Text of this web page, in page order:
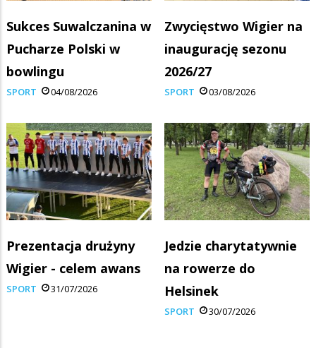
Sukces Suwalczanina w
Pucharze Polski w
bowlingu
SPORT 04/08/2026
Zwycięstwo Wigier na
inaugurację sezonu
2026/27
SPORT 03/08/2026
Prezentacja drużyny
Wigier - celem awans
SPORT 31/07/2026
Jedzie charytatywnie
na rowerze do
Helsinek
SPORT 30/07/2026